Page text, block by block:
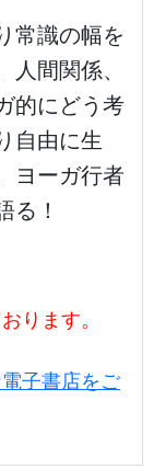
常識の幅を
間関係、
的にどう考
自由に生
ヨーガ行者
る！
ります。
子書店をご